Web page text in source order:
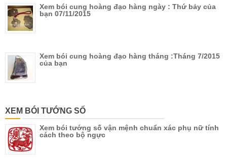
Xem bói cung hoàng đạo hàng ngày : Thứ bảy của
bạn 07/11/2015
Xem bói cung hoàng đạo hàng tháng :Tháng 7/2015
của bạn
XEM BÓI TƯỚNG SỐ
Xem bói tướng số vận mệnh chuẩn xác phụ nữ tính
cách theo bộ ngực